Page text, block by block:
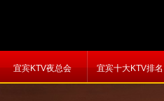
宜宾KTV夜总会 宜宾十大KTV排名